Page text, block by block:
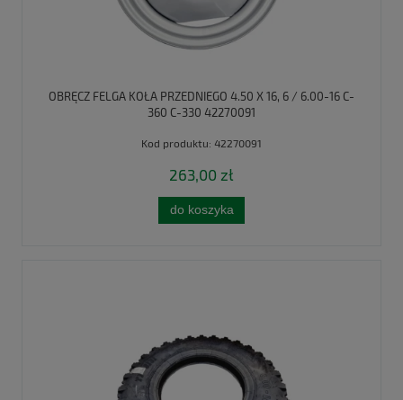
OBRĘCZ FELGA KOŁA PRZEDNIEGO 4.50 X 16, 6 / 6.00-16 C-
360 C-330 42270091
Kod produktu: 42270091
263,00 zł
do koszyka